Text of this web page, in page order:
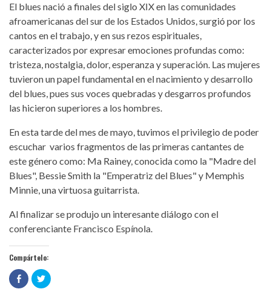
El blues nació a finales del siglo XIX en las comunidades
afroamericanas del sur de los Estados Unidos, surgió por los
cantos en el trabajo, y en sus rezos espirituales,
caracterizados por expresar emociones profundas como:
tristeza, nostalgia, dolor, esperanza y superación. Las mujeres
tuvieron un papel fundamental en el nacimiento y desarrollo
del blues, pues sus voces quebradas y desgarros profundos
las hicieron superiores a los hombres.
En esta tarde del mes de mayo, tuvimos el privilegio de poder
escuchar varios fragmentos de las primeras cantantes de
este género como: Ma Rainey, conocida como la "Madre del
Blues", Bessie Smith la "Emperatriz del Blues" y Memphis
Minnie, una virtuosa guitarrista.
Al finalizar se produjo un interesante diálogo con el
conferenciante Francisco Espínola.
Compártelo:
Haz
clic
Haz
clic